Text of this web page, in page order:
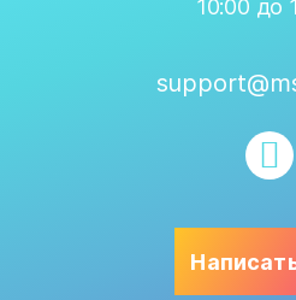
10:00 до